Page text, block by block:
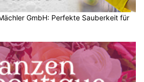
GmbH: Perfekte Sauberkeit für